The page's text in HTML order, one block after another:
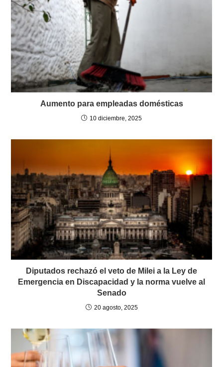
Aumento para empleadas domésticas
10 diciembre, 2025
Diputados rechazó el veto de Milei a la Ley de
Emergencia en Discapacidad y la norma vuelve al
Senado
20 agosto, 2025